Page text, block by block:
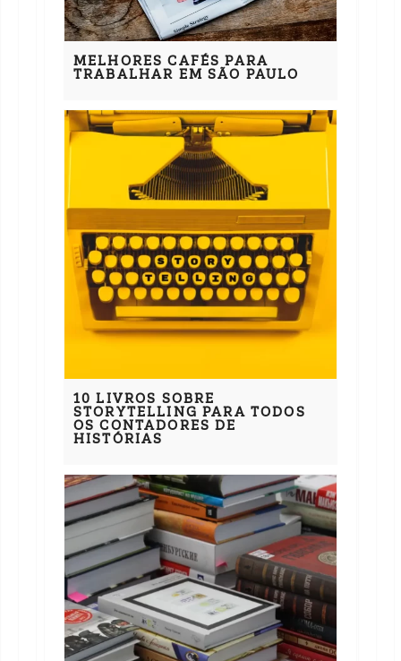
MELHORES CAFÉS PARA
TRABALHAR EM SÃO PAULO
10 LIVROS SOBRE
STORYTELLING PARA TODOS
OS CONTADORES DE
HISTÓRIAS